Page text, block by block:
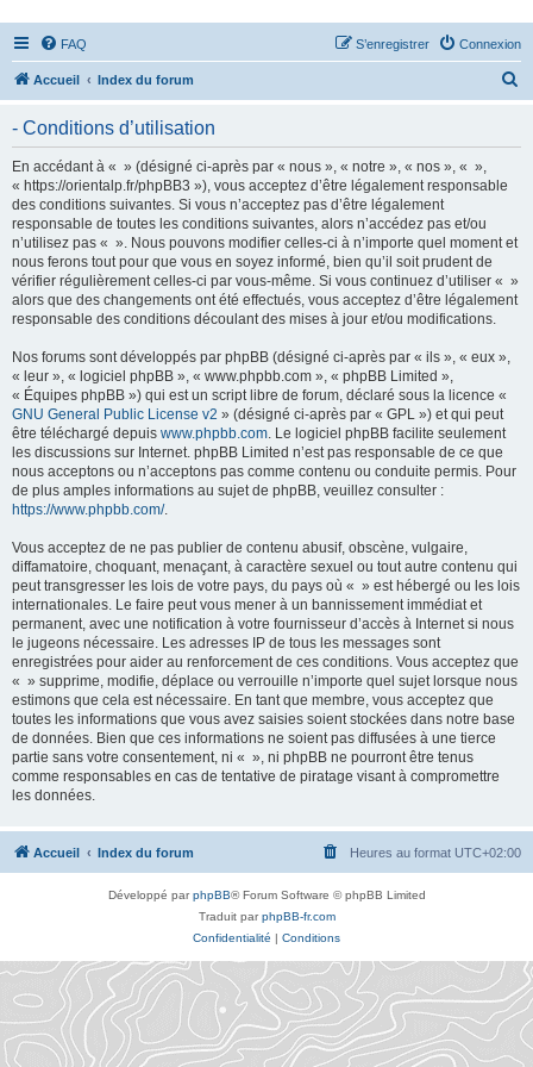
FAQ Connexion
S’enregistrer
Accueil Index du forum
- Conditions d’utilisation
En accédant à « » (désigné ci-après par « nous », « notre », « nos », « »,
« https://orientalp.fr/phpBB3 »), vous acceptez d’être légalement responsable
des conditions suivantes. Si vous n’acceptez pas d’être légalement
responsable de toutes les conditions suivantes, alors n’accédez pas et/ou
n’utilisez pas « ». Nous pouvons modifier celles-ci à n’importe quel moment et
nous ferons tout pour que vous en soyez informé, bien qu’il soit prudent de
vérifier régulièrement celles-ci par vous-même. Si vous continuez d’utiliser « »
alors que des changements ont été effectués, vous acceptez d’être légalement
responsable des conditions découlant des mises à jour et/ou modifications.
Nos forums sont développés par phpBB (désigné ci-après par « ils », « eux »,
« leur », « logiciel phpBB », « www.phpbb.com », « phpBB Limited »,
« Équipes phpBB ») qui est un script libre de forum, déclaré sous la licence «
GNU General Public License v2 » (désigné ci-après par « GPL ») et qui peut
être téléchargé depuis www.phpbb.com. Le logiciel phpBB facilite seulement
les discussions sur Internet. phpBB Limited n’est pas responsable de ce que
nous acceptons ou n’acceptons pas comme contenu ou conduite permis. Pour
de plus amples informations au sujet de phpBB, veuillez consulter :
https://www.phpbb.com/.
Vous acceptez de ne pas publier de contenu abusif, obscène, vulgaire,
diffamatoire, choquant, menaçant, à caractère sexuel ou tout autre contenu qui
peut transgresser les lois de votre pays, du pays où « » est hébergé ou les lois
internationales. Le faire peut vous mener à un bannissement immédiat et
permanent, avec une notification à votre fournisseur d’accès à Internet si nous
le jugeons nécessaire. Les adresses IP de tous les messages sont
enregistrées pour aider au renforcement de ces conditions. Vous acceptez que
« » supprime, modifie, déplace ou verrouille n’importe quel sujet lorsque nous
estimons que cela est nécessaire. En tant que membre, vous acceptez que
toutes les informations que vous avez saisies soient stockées dans notre base
de données. Bien que ces informations ne soient pas diffusées à une tierce
partie sans votre consentement, ni « », ni phpBB ne pourront être tenus
comme responsables en cas de tentative de piratage visant à compromettre
les données.
Accueil Index du forum Heures au format UTC+02:00
Développé parphpBB® Forum Software © phpBB Limited
Traduit parphpBB-fr.com
Confidentialité | Conditions